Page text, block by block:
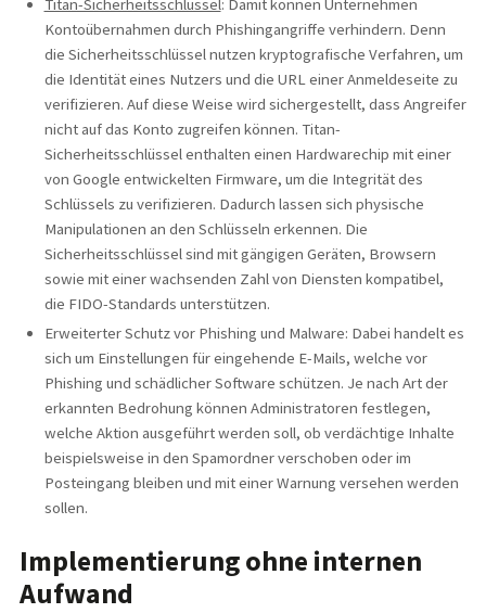
Titan-Sicherheitsschlüssel: Damit können Unternehmen
Kontoübernahmen durch Phishingangriffe verhindern. Denn
die Sicherheitsschlüssel nutzen kryptografische Verfahren, um
die Identität eines Nutzers und die URL einer Anmeldeseite zu
verifizieren. Auf diese Weise wird sichergestellt, dass Angreifer
nicht auf das Konto zugreifen können. Titan-
Sicherheitsschlüssel enthalten einen Hardwarechip mit einer
von Google entwickelten Firmware, um die Integrität des
Schlüssels zu verifizieren. Dadurch lassen sich physische
Manipulationen an den Schlüsseln erkennen. Die
Sicherheitsschlüssel sind mit gängigen Geräten, Browsern
sowie mit einer wachsenden Zahl von Diensten kompatibel,
die FIDO-Standards unterstützen.
Erweiterter Schutz vor Phishing und Malware: Dabei handelt es
sich um Einstellungen für eingehende E-Mails, welche vor
Phishing und schädlicher Software schützen. Je nach Art der
erkannten Bedrohung können Administratoren festlegen,
welche Aktion ausgeführt werden soll, ob verdächtige Inhalte
beispielsweise in den Spamordner verschoben oder im
Posteingang bleiben und mit einer Warnung versehen werden
sollen.
Implementierung ohne internen
Aufwand